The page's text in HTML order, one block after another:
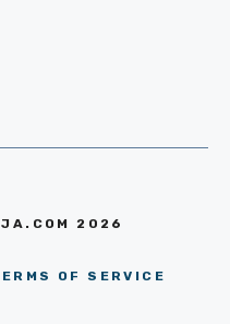
2026
OF SERVICE